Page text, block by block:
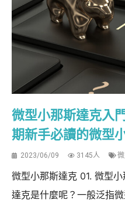
微型小那斯達克入
期新手必讀的微型
2023/06/09 3145人
微型小那斯達克 01. 微型
達克是什麼呢？一般泛指